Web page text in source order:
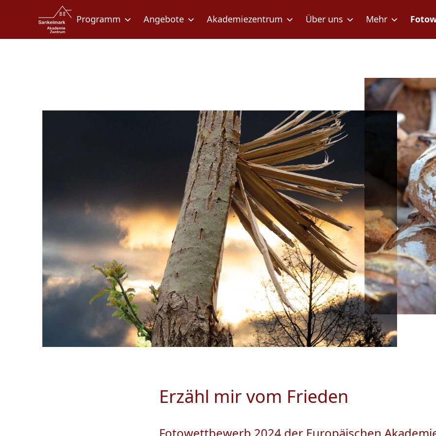
Zum Inhalt springen
Zur Fußzeile springen
Programm Angebote Akademiezentrum Über uns Mehr
Erzähl mir vom Frieden